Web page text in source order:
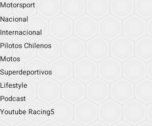
Motorsport
Nacional
Internacional
Pilotos Chilenos
Motos
Superdeportivos
Lifestyle
Podcast
Youtube Racing5